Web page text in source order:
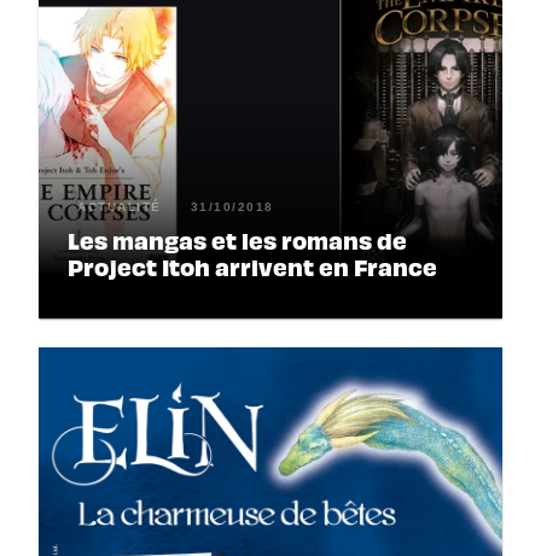
ACTUALITÉ 31/10/2018
Les mangas et les romans de
Project Itoh arrivent en France